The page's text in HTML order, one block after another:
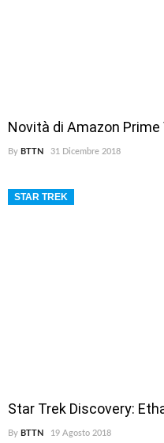
Novità di Amazon
By BTTN 31 Dicembre 2018
STAR TREK
Star Trek Discovery:
By BTTN 19 Agosto 2018